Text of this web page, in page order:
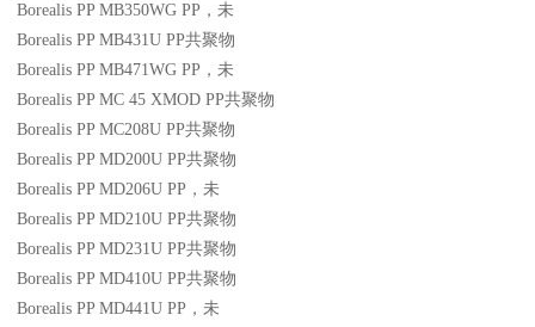
Borealis PP MB350WG PP ，未
Borealis PP MB431U PP共聚物
Borealis PP MB471WG PP ，未
Borealis PP MC 45 XMOD PP共聚物
Borealis PP MC208U PP共聚物
Borealis PP MD200U PP共聚物
Borealis PP MD206U PP ，未
Borealis PP MD210U PP共聚物
Borealis PP MD231U PP共聚物
Borealis PP MD410U PP共聚物
Borealis PP MD441U PP ，未